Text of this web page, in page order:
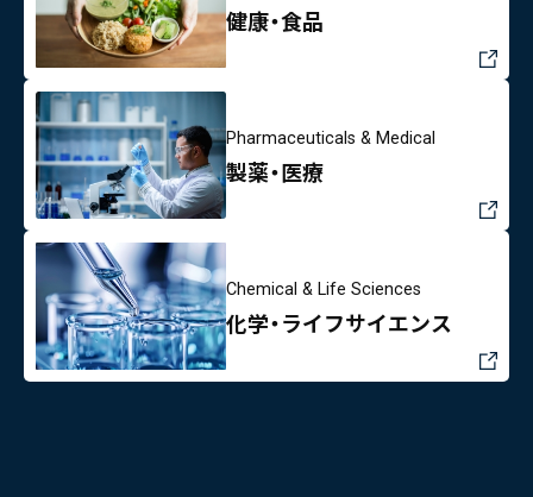
健康・食品
Pharmaceuticals & Medical
製薬・医療
Chemical & Life Sciences
化学・ライフサイエンス